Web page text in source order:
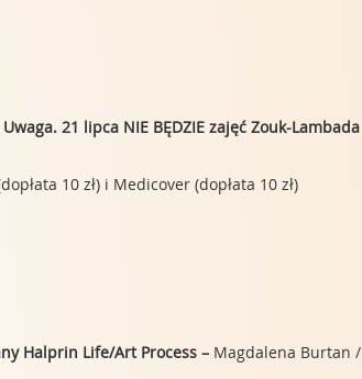
21 lipca NIE BĘDZIE zajęć Zouk-Lambada
10 zł) i Medicover (dopłata 10 zł)
Halprin Life/Art Process – Magdalena Burtan /